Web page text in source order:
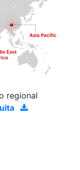
regional